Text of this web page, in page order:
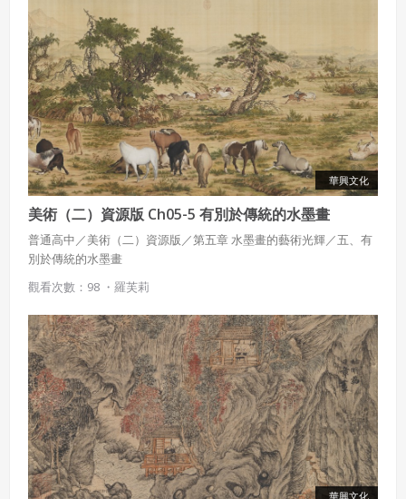
華興文化
美術（二）資源版 Ch05-5 有別於傳統的水墨畫
普通高中／美術（二）資源版／第五章 水墨畫的藝術光輝／五、有
別於傳統的水墨畫
觀看次數：98 ・ 羅芙莉
華興文化